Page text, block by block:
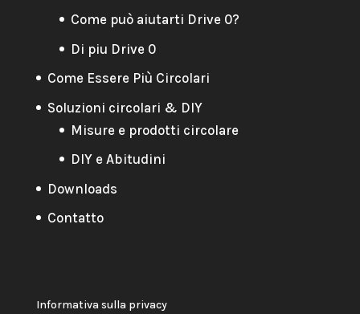
Come può aiutarti Drive 0?
Di piu Drive 0
Come Essere Più Circolari
Soluzioni circolari & DIY
Misure e prodotti circolare
DIY e Abitudini
Downloads
Contatto
Informativa sulla privacy